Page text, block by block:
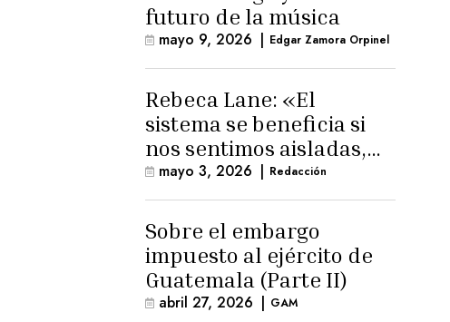
futuro de la música
mayo 9, 2026 | Edgar Zamora Orpinel
Rebeca Lane: «El
sistema se beneficia si
nos sentimos aisladas,
sin esperanza o espacio
para la ternura»
mayo 3, 2026 | Redacción
Sobre el embargo
impuesto al ejército de
Guatemala (Parte II)
abril 27, 2026 | GAM